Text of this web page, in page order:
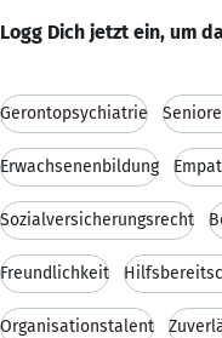
Logg Dich jetzt ein, um
Gerontopsychiatrie
Erwachsenenbildung
Sozialversicherungsrecht
Freundlichkeit
Organisationstalent